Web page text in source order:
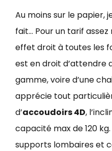
Au moins sur le papier,
fait… Pour un tarif assez
effet droit à toutes les
est en droit d’attendre
gamme, voire d’une
apprécie tout
d’accoudoirs 4D,
capacité max de 120
supports lombaires et